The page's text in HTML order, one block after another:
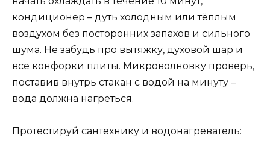
кондиционер – дуть холодным или тёплым
воздухом без посторонних запахов и сильного
шума. Не забудь про вытяжку, духовой шар и
все конфорки плиты. Микроволновку проверь,
поставив внутрь стакан с водой на минуту –
вода должна нагреться.
Протестируй сантехнику и водонагреватель: